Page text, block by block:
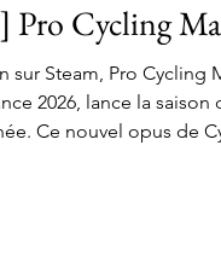
Pro Cycling
sur Steam, Pro Cycling
2026, lance la saison
Ce nouvel opus de